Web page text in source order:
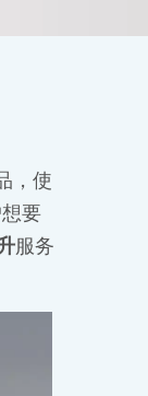
，使
要
服务